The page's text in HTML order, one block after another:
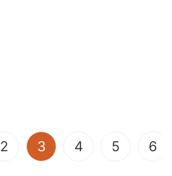
2 3(current)
4 5 6